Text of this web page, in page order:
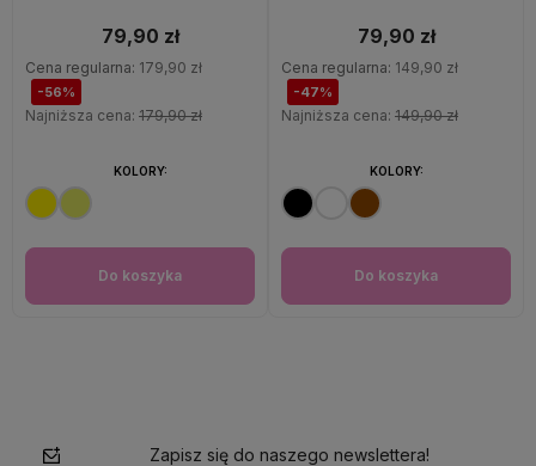
79,90 zł
Cena regularna: 179,90 zł
-56%
Najniższa cena: 179,90 zł
Do koszyka
KOLORY:
79,90 zł
Cena regularna: 149,90 zł
-47%
Najniższa cena: 149,90 zł
Do koszyka
KOLORY:
Zapisz się do naszego newslettera!